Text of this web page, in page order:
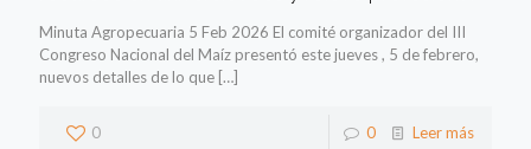
Minuta Agropecuaria 5 Feb 2026 El comité organizador del III
Congreso Nacional del Maíz presentó este jueves , 5 de febrero,
nuevos detalles de lo que […]
0 0 Leer más